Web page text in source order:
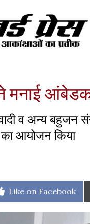
मनाई
व अन्य बहुजन
का आयोजन किया
Share
Like on Facebook